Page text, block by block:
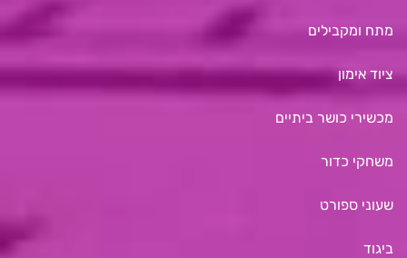
מתח ומקבילים
ציוד אימון
מכשירי כושר ביתיים
משחקי כדור
שעוני ספורט
ביגוד